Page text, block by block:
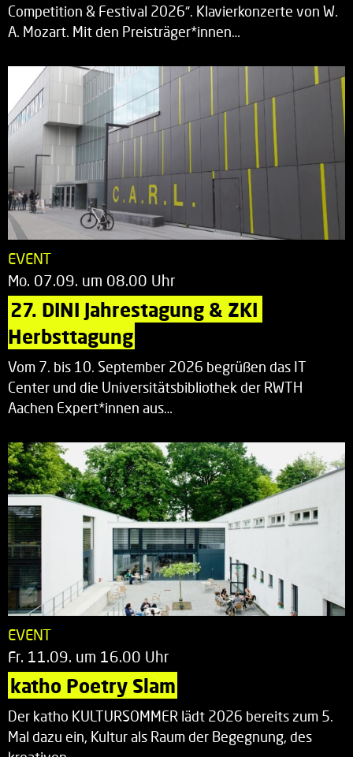
Competition & Festival 2026“. Klavierkonzerte von W.
A. Mozart. Mit den Preisträger*innen…
EVENT
Mo. 07.09. um 08.00 Uhr
27. DINI Jahrestagung & ZKI
Herbsttagung
Vom 7. bis 10. September 2026 begrüßen das IT
Center und die Universitätsbibliothek der RWTH
Aachen Expert*innen aus…
EVENT
Fr. 11.09. um 16.00 Uhr
katho Poetry Slam
Der katho KULTURSOMMER lädt 2026 bereits zum 5.
Mal dazu ein, Kultur als Raum der Begegnung, des